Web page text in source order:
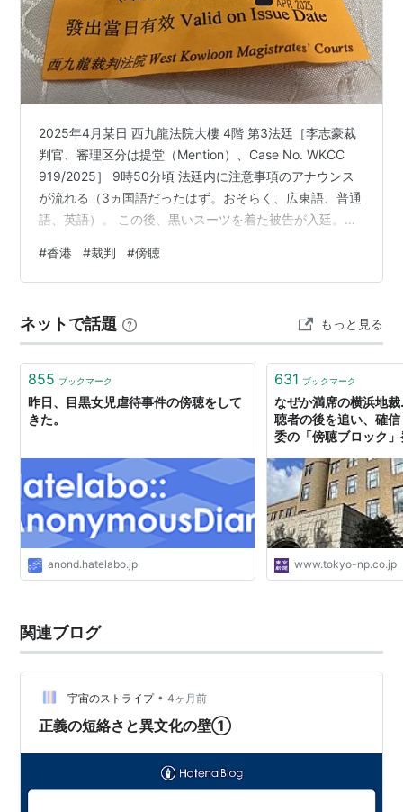
2025年4月某日 西九龍法院大樓 4階 第3法廷［李志豪裁
判官、審理区分は提堂（Mention）、Case No. WKCC
919/2025］ 9時50分頃 法廷内に注意事項のアナウンス
が流れる（3ヵ国語だったはず。おそらく、広東語、普通
語、英語）。 この後、黒いスーツを着た被告が入廷。姿
と裁判官の入廷順序を記憶していないが、おそらく、被
告の後に裁判官という順序だったのではないか） 10時5
内容の読み上げ）。続いて法廷通訳が日本語に訳す。 こ
の時、通訳は「あなたは、〇年〇月〇日、〇〇にあ…
#香港 #裁判 #傍聴
ネットで話題 もっと見る
855 ブックマーク
昨日、目黒女児虐待事件の傍聴をして
きた。
anond.hatelabo.jp
631 ブックマーク
なぜか満席の横浜地
聴者の後を追い、確
委の「傍聴ブロック
www.tokyo-np.co.jp
関連ブログ
宇宙のストライプ • 4ヶ月前
正義の短絡さと異文化の壁①